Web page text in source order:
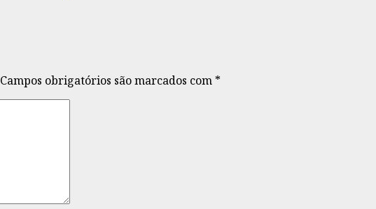
Campos obrigatórios são marcados com *